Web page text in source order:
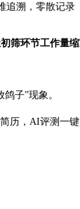
追溯，零散记录
环节工作量
子”现象。
历，AI评测一键